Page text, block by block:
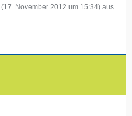
(17. November 2012 um 15:34) aus